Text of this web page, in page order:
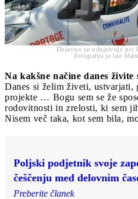
Dejavno se udejstvuje pri
Fotografija je last
Na kakšne načine danes
Danes si želim živeti,
projekte … Bogu sem se že
rodovitnosti in zrelosti, ki sem
Nisem več taka, kot sem bila,
Poljski podjetnik svoje
češčenju med delovnim
Preberite članek